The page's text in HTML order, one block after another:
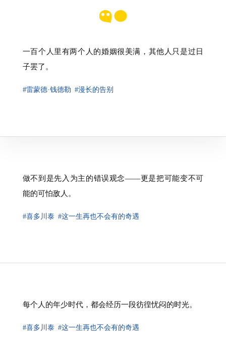
一百个人里有两个人的婚姻很美满，其他人只是过日
子罢了。
#雷蒙德·钱德勒 #漫长的告别
做不到是先入为主的错误观念——更是把可能变不可
能的可怕敌人。
#喜多川泰 #这一生再也不会有的奇遇
⁠每个人的年少时代，都会经历一段彷徨忧闷的时光。
#喜多川泰 #这一生再也不会有的奇遇